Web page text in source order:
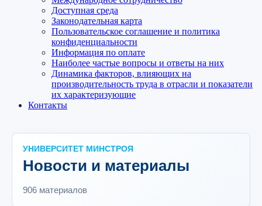
Доступная среда
Законодательная карта
Пользовательское соглашение и политика
конфиденциальности
Информация по оплате
Наиболее частые вопросы и ответы на них
Динамика факторов, влияющих на
производительность труда в отрасли и показатели
их характеризующие
Контакты
УНИВЕРСИТЕТ МИНСТРОЯ
Новости и материалы
906 материалов